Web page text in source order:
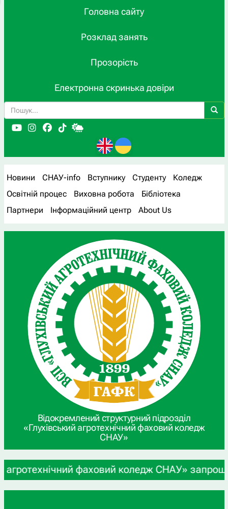
Головна сайту
Розклад занять
Прозорість
Електронна скринька довіри
Новини СНАУ-info Вступнику Студенту
Коледж
Освітній процес
Виховна робота
Бібліотека
Партнери
Інформаційний центр About Us
Відокремлений структурний підрозділ
«Глухівський агротехнічний фаховий коледж
СНАУ»
фаховий коледж СНАУ» запрошує